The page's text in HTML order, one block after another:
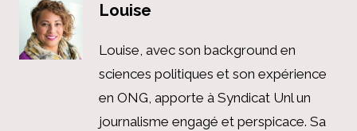
Louise
Louise, avec son background en
sciences politiques et son expérience
en ONG, apporte à Syndicat Unl un
journalisme engagé et perspicace. Sa